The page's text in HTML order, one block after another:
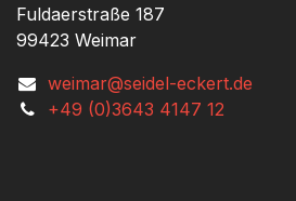
Fuldaerstraße 187
99423 Weimar
weimar@seidel-eckert.de
+49 (0)3643 4147 12